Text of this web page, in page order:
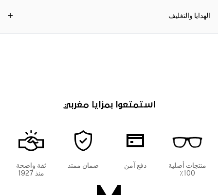
الهدايا والتغليف
استمتعوا بمزايا مغربي
منتجات أصلية
100٪
دفع آمن ضمان ممتد
ثقة واضحة
منذ 1927